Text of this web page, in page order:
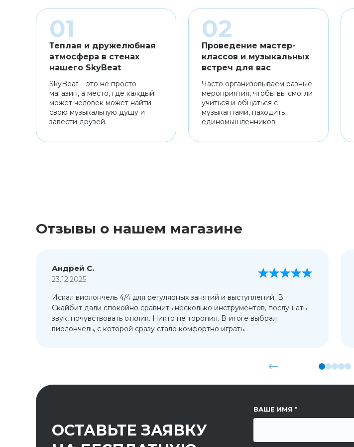
Теплая и дружелюбная
атмосфера в стенах
нашего SkyBeat
SkyBeat – это не просто
магазин, а место, где каждый
может человек может найти
свою музыкальную душу и
завести друзей.
Проведение мастер-
классов и музыкальных
встреч для вас
Часто организовываем разные
мероприятия, чтобы вы смогли
учиться и общаться с
музыкантами, находить
единомышленников.
Отзывы о нашем магазине
Андрей С.
23.12.2025
Искал виолончель 4/4 для регулярных занятий и выступлений. В
Скайбит дали спокойно сравнить несколько инструментов, послушать
звук, почувствовать отклик. Никто не торопил. В итоге выбрал
виолончель, с которой сразу стало комфортно играть.
ОСТАВЬТЕ ЗАЯВКУ
ВАШЕ ИМЯ
ССЫЛКА НА СТРАНИЦУ